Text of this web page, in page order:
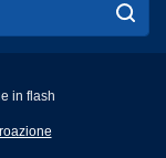
in flash